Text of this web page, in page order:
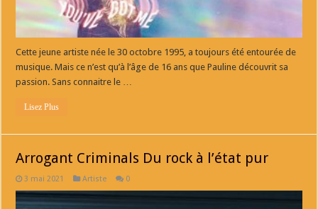
Cette jeune artiste née le 30 octobre 1995, a toujours été entourée de
musique. Mais ce n’est qu’à l’âge de 16 ans que Pauline découvrit sa
passion. Sans connaitre le …
Lisez Plus
Arrogant Criminals Du rock à l’état pur
3 mai 2021 Artiste 0